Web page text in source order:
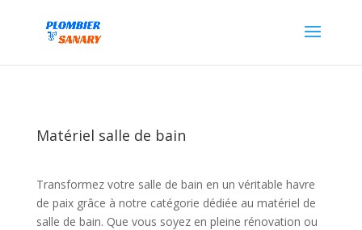
Matériel salle de bain
Transformez votre salle de bain en un véritable havre
de paix grâce à notre catégorie dédiée au matériel de
salle de bain. Que vous soyez en pleine rénovation ou